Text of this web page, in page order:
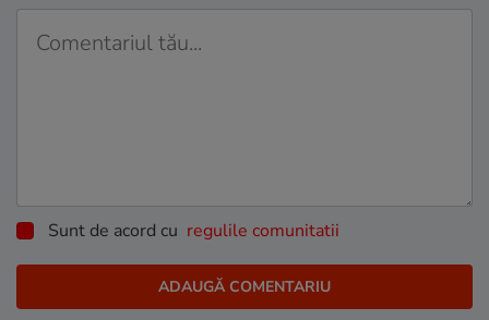
Sunt de acord cu regulile comunitatii